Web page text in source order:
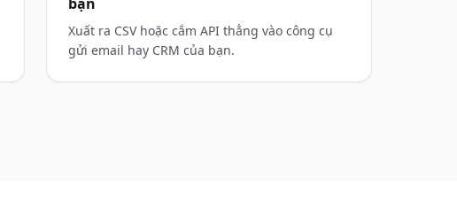
Xuất ra CSV hoặc cắm API thẳng vào công cụ
gửi email hay CRM của bạn.